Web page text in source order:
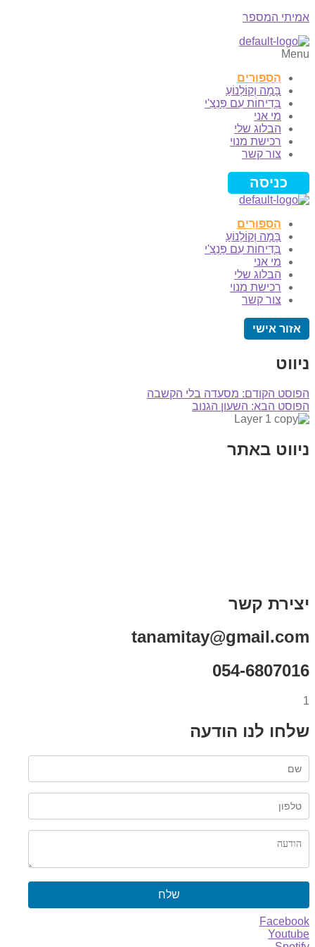
אמיתי המספר
Menu
הַסִּפּוּרִים
בָּמָה וְקוֹלְנוֹעַ
בְּדִיחוֹת עִם פַּנְצִ'י
מי אני
הבלוג שלי
רכישת מנוי
צור קשר
כניסה
הַסִּפּוּרִים
בָּמָה וְקוֹלְנוֹעַ
בְּדִיחוֹת עִם פַּנְצִ'י
מי אני
הבלוג שלי
רכישת מנוי
צור קשר
אזור אישי
ניווט
הפוסט הקודם: מסעדה בלי הקשבה
הפוסט הבא: השעון הגנוב
ניווט באתר
יצירת קשר
tanamitay@gmail.com
054-6807016
1
שלחו לנו הודעה
שלח
Facebook
Youtube